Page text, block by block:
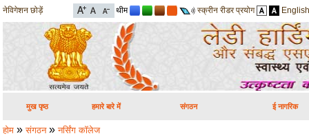
नेविगेशन छोड़ें थीम स्क्रीन रीडर प्रयोग English
मुख पृष्ठ हमारे बारे में संगठन ई नागरिक
होम »संगठन»नर्सिंग कॉलेज